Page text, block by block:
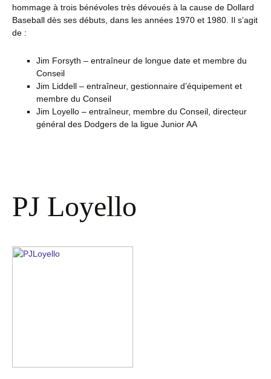
hommage à trois bénévoles très dévoués à la cause de Dollard
Baseball dès ses débuts, dans les années 1970 et 1980. Il s’agit
de :
Jim Forsyth – entraîneur de longue date et membre du
Conseil
Jim Liddell – entraîneur, gestionnaire d’équipement et
membre du Conseil
Jim Loyello – entraîneur, membre du Conseil, directeur
général des Dodgers de la ligue Junior AA
PJ Loyello